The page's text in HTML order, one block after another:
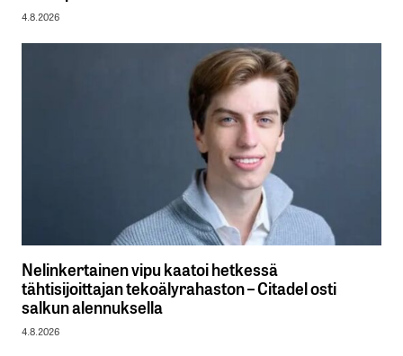
4.8.2026
Nelinkertainen vipu kaatoi hetkessä
tähtisijoittajan tekoälyrahaston – Citadel osti
salkun alennuksella
4.8.2026